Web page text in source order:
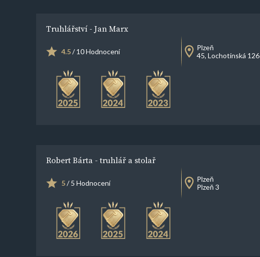
Truhlářství - Jan Marx
4.5/ 10 Hodnocení
Plzeň
45, Lochotínská 126
Robert Bárta - truhlář a stolař
5/ 5 Hodnocení
Plzeň
Plzeň 3